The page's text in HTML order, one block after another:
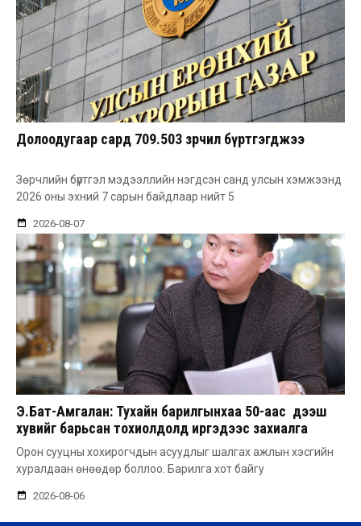
Долоодугаар сард 709.503 зөрчил бүртгэгджээ
Зөрчлийн бүртгэл мэдээллийн нэгдсэн санд улсын хэмжээнд
2026 оны эхний 7 сарын байдлаар нийт 5
2026-08-07
Э.Бат-Амгалан: Тухайн барилгынхаа 50-аас дээш
хувийг барьсан тохиолдолд иргэдээс захиалга
авдаг болгоно
Орон сууцны хохирогчдын асуудлыг шалгах ажлын хэсгийн
хуралдаан өнөөдөр боллоо. Барилга хот байгу
2026-08-06